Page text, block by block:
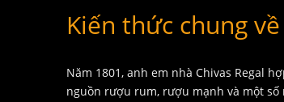
Kiến thức chung
Năm 1801, anh em nhà Chivas Regal
nguồn rượu rum, rượu mạnh và một